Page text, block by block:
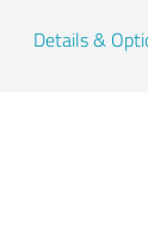
Details &